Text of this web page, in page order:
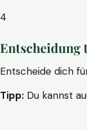
4
Entscheidung
Entscheide dich
Tipp: Du kannst